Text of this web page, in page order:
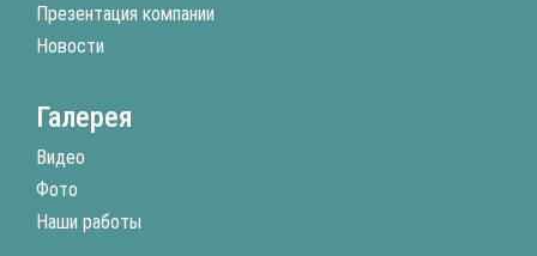
Презентация компании
Новости
Галерея
Видео
Фото
Наши работы